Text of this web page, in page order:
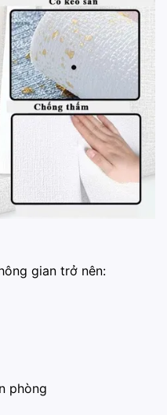
gian trở nên:
phòng